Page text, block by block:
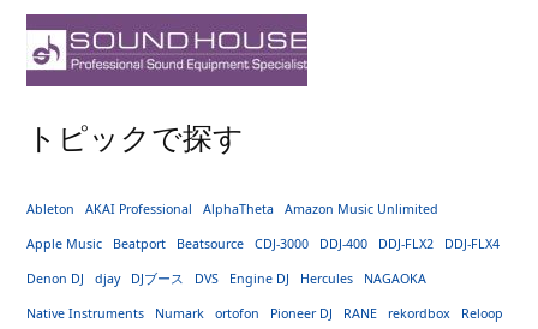
トピックで探す
Ableton AKAI Professional AlphaTheta Amazon Music Unlimited
Apple Music Beatport Beatsource CDJ-3000 DDJ-400 DDJ-FLX2 DDJ-FLX4
Denon DJ djay DJブース DVS Engine DJ Hercules NAGAOKA
Native Instruments Numark ortofon Pioneer DJ RANE rekordbox Reloop